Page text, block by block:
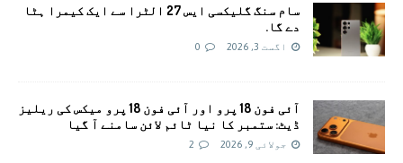
سام سنگ گلیکسی ایس 27 الٹرا سے ایک کیمرا ہٹا
دے گا.
اگست 3, 2026 0
آئی فون 18 پرو اور آئی فون 18 پرو میکس کی ریلیز
ڈیٹ: ستمبر کا نیا ٹائم لائن سامنے آ گیا
جولائی 9, 2026 2